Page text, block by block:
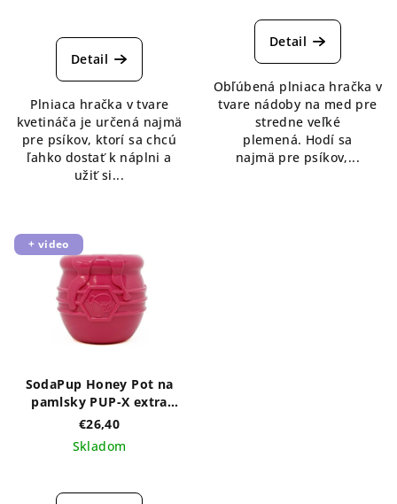
Detail
Plniaca hračka v tvare
kvetináča je určená najmä
pre psíkov, ktorí sa chcú
ľahko dostať k náplni a
užiť si...
hodnotenie
produktu
z
5
hviezdičiek.
Detail
Obľúbená plniaca hračka v
tvare nádoby na med pre
stredne veľké
plemená. Hodí sa
najmä pre psíkov,...
+ video
SodaPup Honey Pot na
pamlsky PUP-X extra
veľký - rôzne farby
€26,40
Skladom